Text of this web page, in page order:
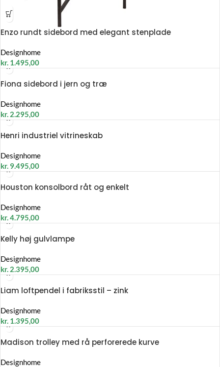
Enzo rundt sidebord med elegant stenplade
Designhome
kr. 1.495,00
Fiona sidebord i jern og træ
Designhome
kr. 2.295,00
Henri industriel vitrineskab
Designhome
kr. 9.495,00
Houston konsolbord råt og enkelt
Designhome
kr.4.795,00
Kelly høj gulvlampe
Designhome
kr. 2.395,00
Liam loftpendel i fabriksstil – zink
Designhome
kr. 1.395,00
Madison trolley med rå perforerede kurve
Designhome